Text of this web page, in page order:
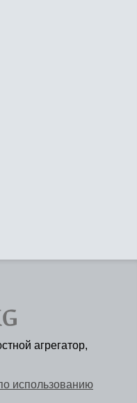
агрегатор,
использованию